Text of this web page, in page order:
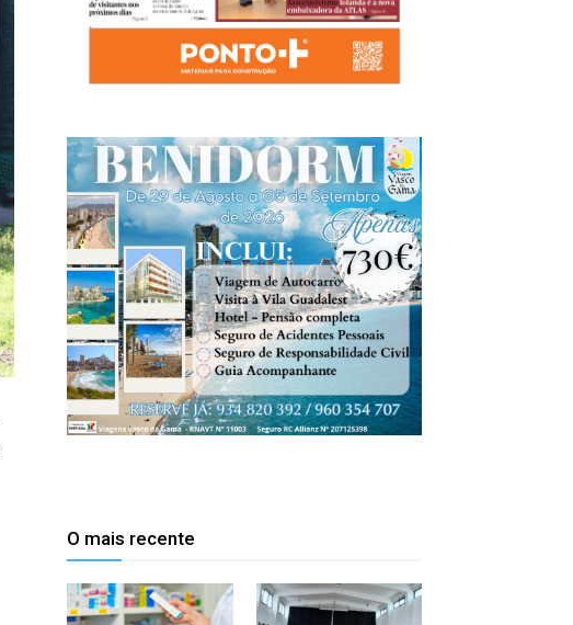
O mais recente